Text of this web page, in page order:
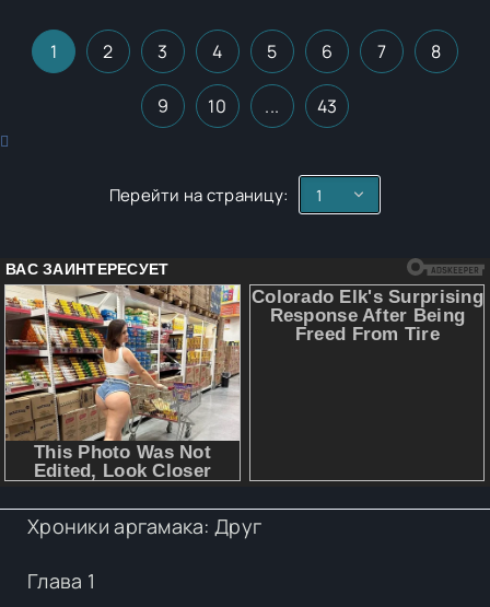
1 2 3 4 5 6 7 8
9 10 ... 43
Перейти на страницу:
Хроники аргамака: Друг
Глава 1